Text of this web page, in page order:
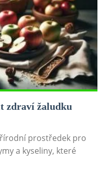
zdraví žaludku
prostředek pro
a kyseliny, které